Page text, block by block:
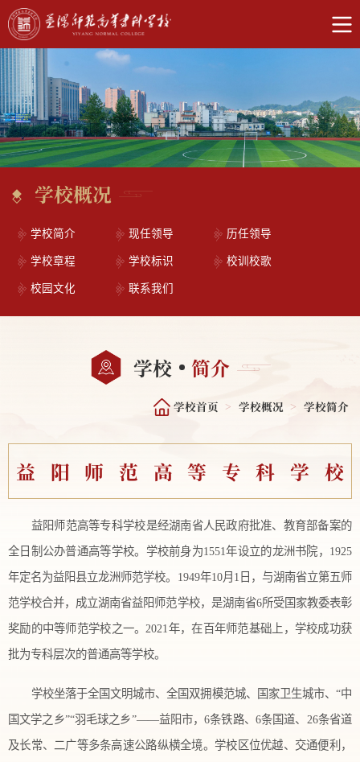
学校概况
学校简介 现任领导 历任领导
学校章程 学校标识 校训校歌
校园文化 联系我们
学校 简介
学校首页 > 学校概况 > 学校简介
益 阳 师 范 高 等 专 科 学 校
益阳师范高等专科学校是经湖南省人民政府批准、教育部备案的
全日制公办普通高等学校。学校前身为1551年设立的龙洲书院，1925
年定名为益阳县立龙洲师范学校。1949年10月1日，与湖南省立第五师
范学校合并，成立湖南省益阳师范学校，是湖南省6所受国家教委表彰
奖励的中等师范学校之一。2021年，在百年师范基础上，学校成功获
批为专科层次的普通高等学校。
学校坐落于全国文明城市、全国双拥模范城、国家卫生城市、“中
国文学之乡”“羽毛球之乡”——益阳市，6条铁路、6条国道、26条省道
及长常、二广等多条高速公路纵横全境。学校区位优越、交通便利，